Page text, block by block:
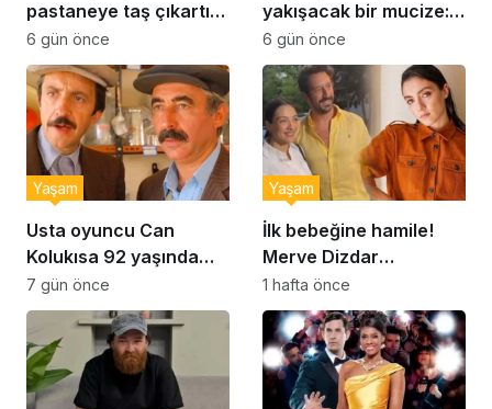
pastaneye taş çıkartır:
Şekerpare tarifi
6 gün önce
yakışacak bir mucize:
Brownie tadında ıslak
kurabiye tarifi…
6 gün önce
Usta oyuncu Can
Kolukısa 92 yaşında
hayatını kaybetti
Yaşam
7 gün önce
İlk bebeğine hamile!
Merve Dizdar
sessizliğini bozdu: ‘İsim
bulmak çok zor’
Yaşam
1 hafta önce